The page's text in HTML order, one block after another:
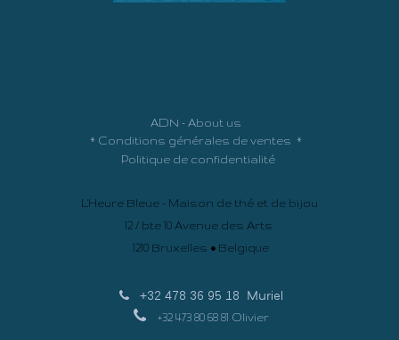
ADN - About us
* Conditions générales de ventes *
Politique de confidentialité
L'Heure Bleue - Maison de thé et de bijou
12 / bte 10 Avenue des Arts
1210 Bruxelles • Belgique
+32 478 36 95 18 Muriel
+32 473 80 68 81 Olivier